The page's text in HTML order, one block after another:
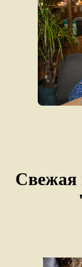
Свежая